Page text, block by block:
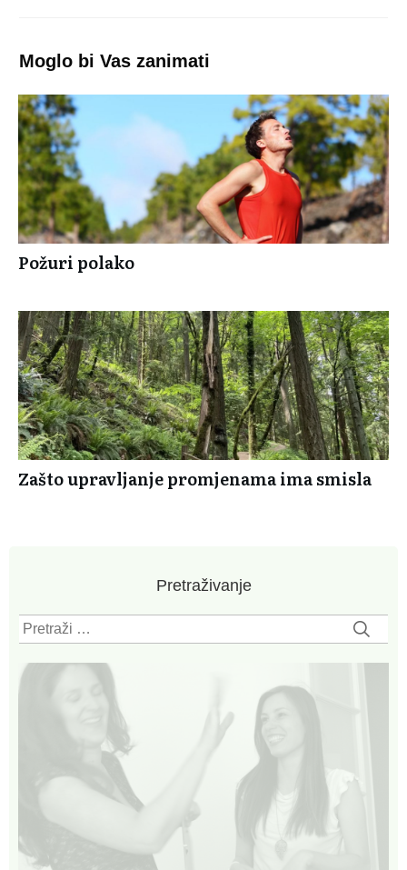
Moglo bi Vas zanimati
Požuri polako
Zašto upravljanje promjenama ima smisla
Pretraživanje
Pretraži: